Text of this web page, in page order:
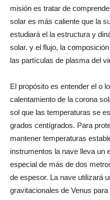
misión es tratar de
solar es más caliente que la
estudiará el la estructura y
solar. y el flujo, la
las partículas de plasma del
El propósito es entender el o
calentamiento de la corona
sol que las temperaturas se
grados centígrados. Para
mantener temperaturas
instrumentos la nave lleva un
especial de más de dos
de espesor. La nave utilizará
gravitacionales de Venus